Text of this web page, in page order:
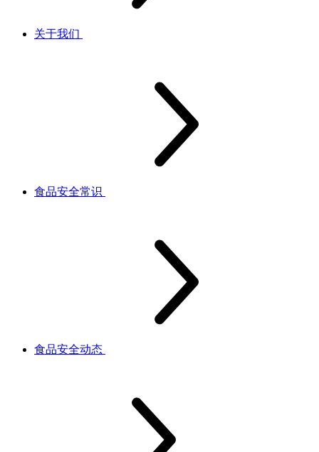
关于我们
食品安全常识
食品安全动态